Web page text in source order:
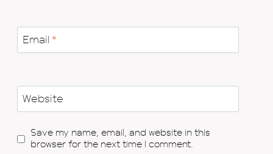
Email *
Website
Save my name, email, and website in this
browser for the next time I comment.